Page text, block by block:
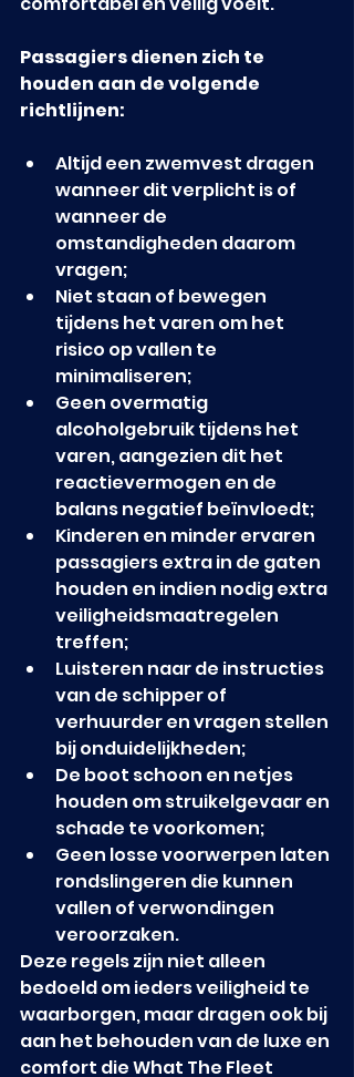
Passagiers dienen zich te
houden aan de volgende
richtlijnen:
Altijd een zwemvest dragen
wanneer dit verplicht is of
wanneer de
omstandigheden daarom
vragen;
Niet staan of bewegen
tijdens het varen om het
risico op vallen te
minimaliseren;
Geen overmatig
alcoholgebruik tijdens het
varen, aangezien dit het
reactievermogen en de
balans negatief beïnvloedt;
Kinderen en minder ervaren
passagiers extra in de gaten
houden en indien nodig extra
veiligheidsmaatregelen
treffen;
Luisteren naar de instructies
van de schipper of
verhuurder en vragen stellen
bij onduidelijkheden;
De boot schoon en netjes
houden om struikelgevaar en
schade te voorkomen;
Geen losse voorwerpen laten
rondslingeren die kunnen
vallen of verwondingen
veroorzaken.
Deze regels zijn niet alleen
bedoeld om ieders veiligheid te
waarborgen, maar dragen ook bij
aan het behouden van de luxe en
comfort die What The Fleet